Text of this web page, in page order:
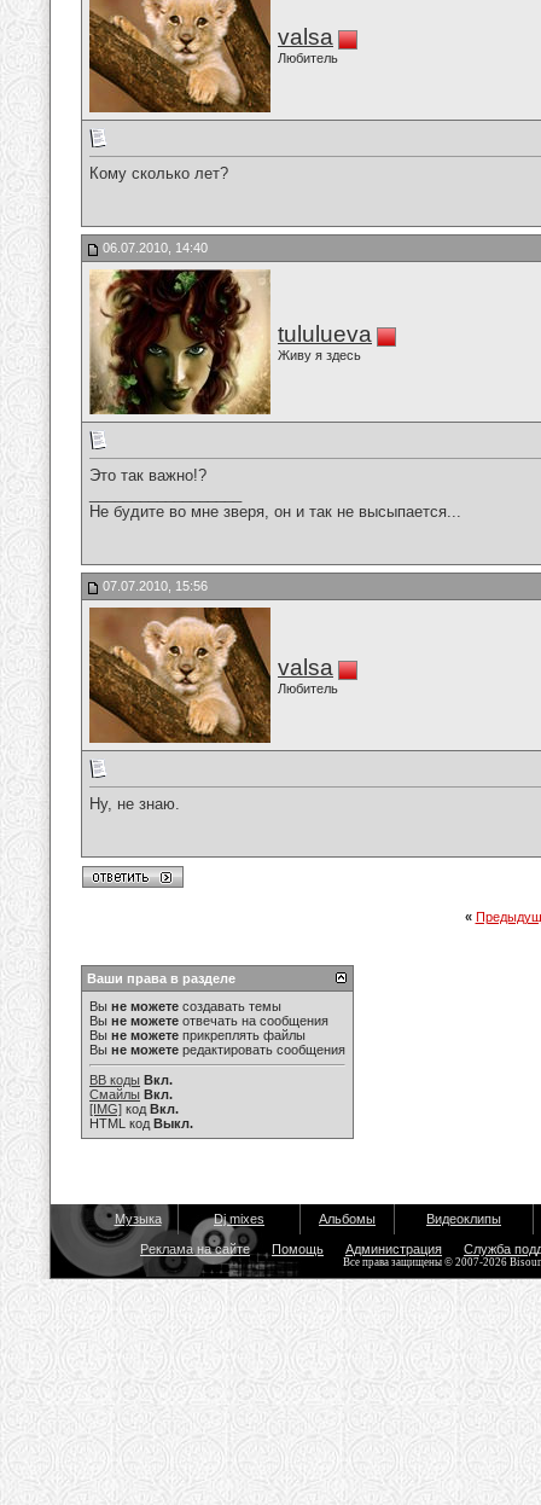
valsa
Любитель
Кому сколько лет?
06.07.2010, 14:40
tululueva
Живу я здесь
Это так важно!?
Не будите во мне зверя, он и так не высыпается...
07.07.2010, 15:56
valsa
Любитель
Ну, не знаю.
«
Ваши права в разделе
Вы не можете создавать темы
Вы не можете отвечать на сообщения
Вы не можете прикреплять файлы
Вы не можете редактировать сообщения
BB коды Вкл.
Смайлы Вкл.
[IMG] код Вкл.
HTML код Выкл.
Музыка Dj mixes Альбомы Видеоклипы
Реклама на сайте Помощь Администрация Служба
Все права защищены © 2007-2026